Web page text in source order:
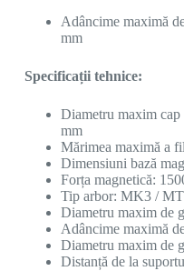
Adâncime maximă
mm
Specificații tehnice:
Diametru maxim cap
mm
Mărimea maximă a
Dimensiuni bază
Forța magnetică:
Tip arbor: MK3 /
Diametru maxim de
Adâncime maximă
Diametru maxim de
Distanță de la